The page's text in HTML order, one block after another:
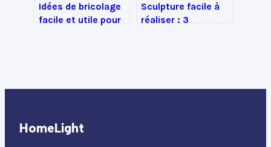
Idées de bricolage
facile et utile pour
Sculpture facile à
réaliser : 3
premières pièces
HomeLight